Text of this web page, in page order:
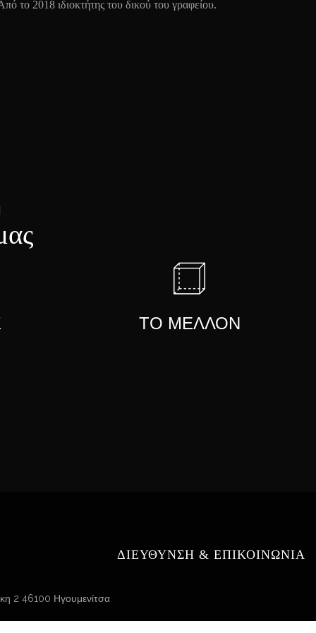
το 2018 ιδιοκτήτης του δικού του γραφείου.
ΤΟ ΜΈΛΛΟΝ
ΔΙΕΥΘΥΝΣΗ & ΕΠΙΚΟΙΝΩΝΙΑ
2 46100 Ηγουμενίτσα